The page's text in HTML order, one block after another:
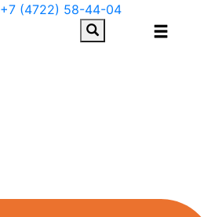
+7 (4722) 58-44-04